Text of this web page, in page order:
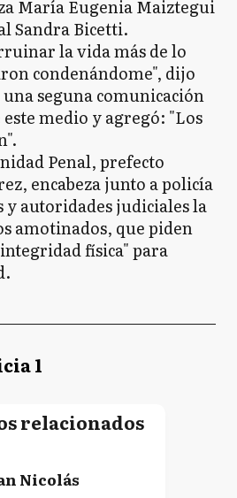
María Eugenia Maiztegui
Sandra Bicetti.
la vida más de lo
condenándome", dijo
seguna comunicación
medio y agregó: "Los
Penal, prefecto
encabeza junto a policía
y autoridades judiciales la
amotinados, que piden
física" para
1
relacionados
Nicolás